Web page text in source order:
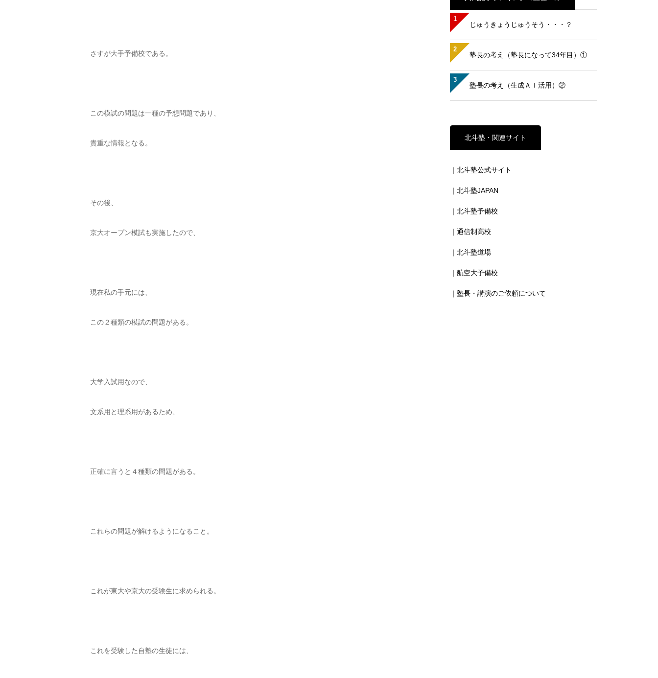
さすが大手予備校である。
この模試の問題は一種の予想問題であり、
貴重な情報となる。
その後、
京大オープン模試も実施したので、
現在私の手元には、
この２種類の模試の問題がある。
大学入試用なので、
文系用と理系用があるため、
正確に言うと４種類の問題がある。
これらの問題が解けるようになること。
これが東大や京大の受験生に求められる。
これを受験した自塾の生徒には、
1
じゅうきょうじゅうそう・・・？
2
塾長の考え（塾長になって34年目）①
3
塾長の考え（生成ＡＩ活用）②
北斗塾・関連サイト
｜北斗塾公式サイト
｜北斗塾JAPAN
｜北斗塾予備校
｜通信制高校
｜北斗塾道場
｜航空大予備校
｜塾長・講演のご依頼について